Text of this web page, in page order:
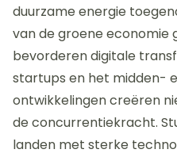
duurzame energie
van de groene economie
bevorderen digitale
startups en het midden-
ontwikkelingen creëren
de concurrentiekracht.
landen met sterke